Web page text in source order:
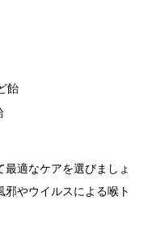
飴
適なケアを選びましょ
やウイルスによる喉ト